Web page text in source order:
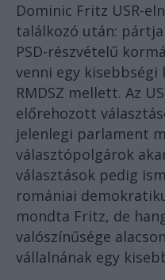
Dominic Fritz USR-
találkozó után:
PSD-részvételű
venni egy kisebbségi
RMDSZ mellett. Az
előrehozott
jelenlegi parlament
választópolgárok
választások pedig
romániai
mondta Fritz, de
valószínűsége
vállalnának egy